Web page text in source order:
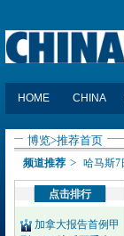
博览>推荐首页
频道推荐 > 哈马斯7
点击排行
加拿大报告首例甲